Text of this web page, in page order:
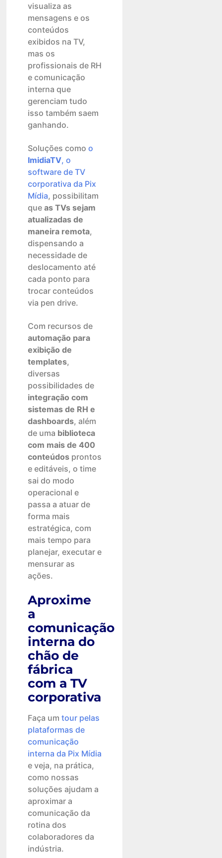
visualiza as
mensagens e os
conteúdos
exibidos na TV,
mas os
profissionais de RH
e comunicação
interna que
gerenciam tudo
isso também saem
ganhando.
Soluções como o
ImidiaTV, o
software de TV
corporativa da Pix
Mídia, possibilitam
que as TVs sejam
atualizadas de
maneira remota,
dispensando a
necessidade de
deslocamento até
cada ponto para
trocar conteúdos
via pen drive.
Com recursos de
automação para
exibição de
templates,
diversas
possibilidades de
integração com
sistemas de RH e
dashboards, além
de uma biblioteca
com mais de 400
conteúdosprontos
e editáveis, o time
sai do modo
operacional e
passa a atuar de
forma mais
estratégica, com
mais tempo para
planejar, executar e
mensurar as
ações.
Aproxime
a
comunicação
interna do
chão de
fábrica
com a TV
corporativa
Faça um tour pelas
plataformas de
comunicação
interna da Pix Mídia
e veja, na prática,
como nossas
soluções ajudam a
aproximar a
comunicação da
rotina dos
colaboradores da
indústria.